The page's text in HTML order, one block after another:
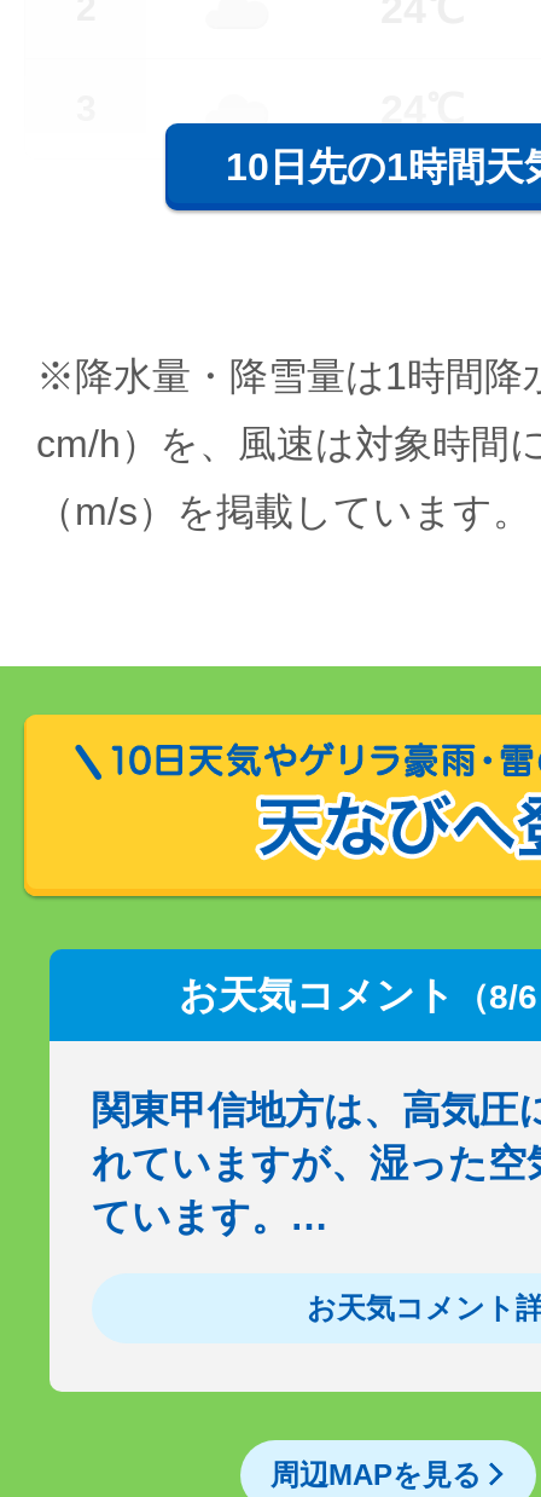
10日先の1時間天
※降水量・降雪量は1時間降
cm/h）を、風速は対象時間
（m/s）を掲載しています。
お天気コメント （8/
関東甲信地方は、高気圧
れていますが、湿った空
ています。…
お天気コメント
周辺MAPを見る